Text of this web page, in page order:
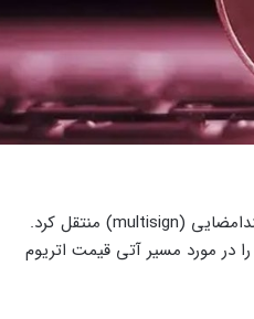
بنیاد اتریوم امروز در اقدامی کم‌سابقه، هزار کوین ETH را به یک آدرس چند‌امضایی (multisign) منتقل کرد.
را در مورد مسیر آتی قیمت اتریوم